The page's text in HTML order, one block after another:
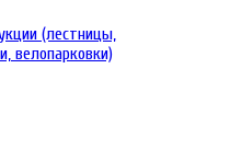
(лестницы,
велопарковки)